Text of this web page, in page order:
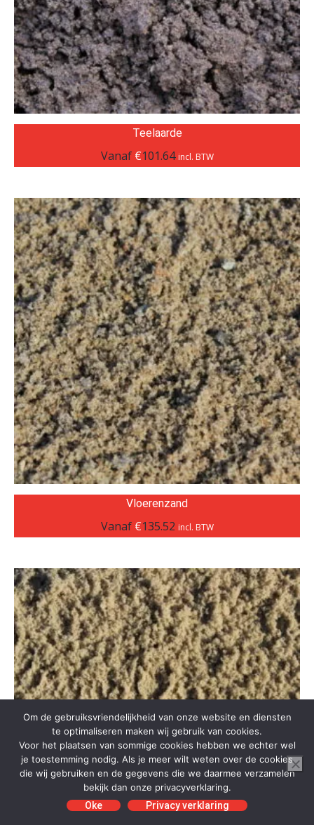
Teelaarde
Vanaf €101.64 incl. BTW
Vloerenzand
Vanaf €135.52 incl. BTW
Om de gebruiksvriendelijkheid van onze website en diensten
te optimaliseren maken wij gebruik van cookies.
Voor het plaatsen van sommige cookies hebben we echter wel
je toestemming nodig. Als je meer wilt weten over de cookies
die wij gebruiken en de gegevens die we daarmee verzamelen
bekijk dan onze privacyverklaring.
Oke
Privacy verklaring